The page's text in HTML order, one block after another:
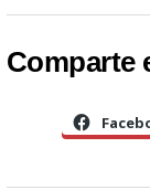
Comparte